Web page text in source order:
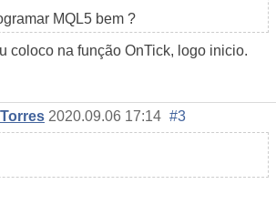
MQL5 bem ?
coloco na função OnTick, logo inicio.
2020.09.06 17:14 #3